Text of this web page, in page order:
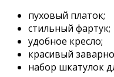
пуховый платок;
стильный фартук;
удобное кресло;
красивый
набор шкатулок